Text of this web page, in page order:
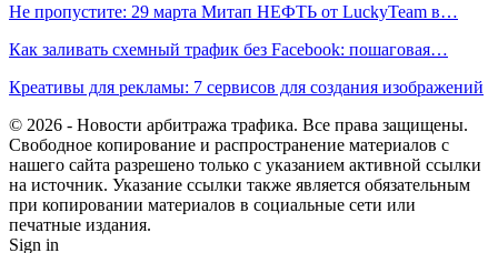
Не пропустите: 29 марта Митап НЕФТЬ от LuckyTeam в…
Как заливать схемный трафик без Facebook: пошаговая…
Креативы для рекламы: 7 сервисов для создания изображений
© 2026 - Новости арбитража трафика. Все права защищены.
Свободное копирование и распространение материалов с
нашего сайта разрешено только с указанием активной ссылки
на источник. Указание ссылки также является обязательным
при копировании материалов в социальные сети или
печатные издания.
Sign in